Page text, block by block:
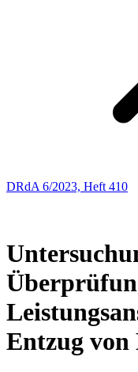
DRdA 6/2023, Heft 410
Entzug von